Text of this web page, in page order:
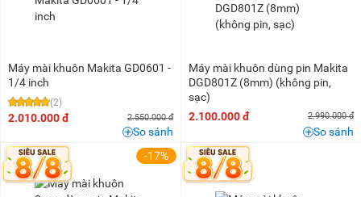
Máy mài khuôn Makita GD0601 -
1/4 inch
(2)
2.010.000 đ 2.550.000 đ
So sánh
Máy mài khuôn dùng pin Makita
DGD801Z (8mm) (không pin,
sạc)
2.100.000 đ
2.990.000 đ
So sánh
-17%